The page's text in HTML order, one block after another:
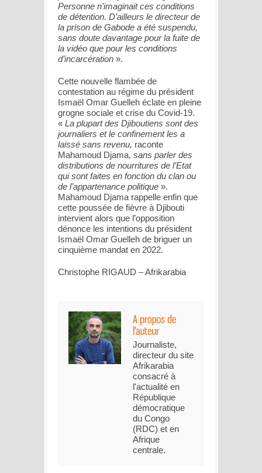
Personne n’imaginait ces conditions
de détention. D’ailleurs le directeur de
la prison de Gabode a été suspendu,
sans doute davantage pour la fuite de
la vidéo que pour les conditions
d’incarcération ».
Cette nouvelle flambée de
contestation au régime du président
Ismaël Omar Guelleh éclate en pleine
grogne sociale et crise du Covid-19.
« La plupart des Djiboutiens sont des
journaliers et le confinement les a
laissé sans revenu, raconte
Mahamoud Djama, sans parler des
distributions de nourritures de l’Etat
qui sont faites en fonction du clan ou
de l’appartenance politique ».
Mahamoud Djama rappelle enfin que
cette poussée de fièvre à Djibouti
intervient alors que l’opposition
dénonce les intentions du président
Ismaël Omar Guelleh de briguer un
cinquième mandat en 2022.
Christophe RIGAUD – Afrikarabia
Journaliste,
directeur du site
Afrikarabia
consacré à
l'actualité en
République
démocratique
du Congo
(RDC) et en
Afrique
centrale.